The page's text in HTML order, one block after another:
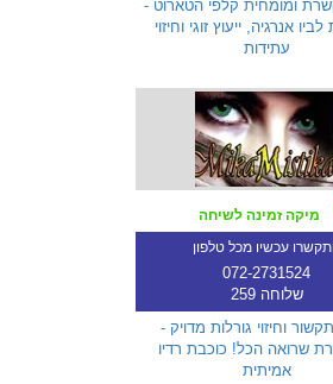
ומומחית קלפי הטארוט -
אנרגיה, ייעוץ זוגי וחיזוי
עתידות
מיקה זמינה לשיחה
עכשיו מכל טלפון
072-2731524
שלוחה 259
וחיזוי גורלות מדויק -
שרואה הכל! כוכבת רדיו
אמיתית